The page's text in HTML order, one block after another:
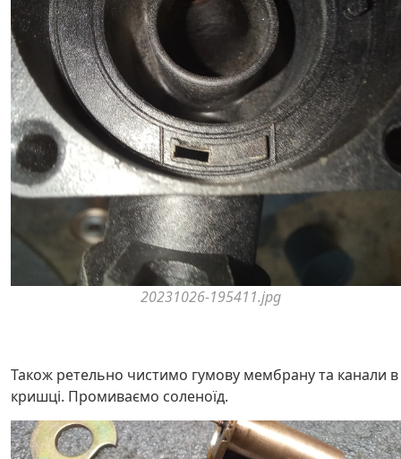
20231026-195411.jpg
Також ретельно чистимо гумову мембрану та канали в
кришці. Промиваємо соленоїд.